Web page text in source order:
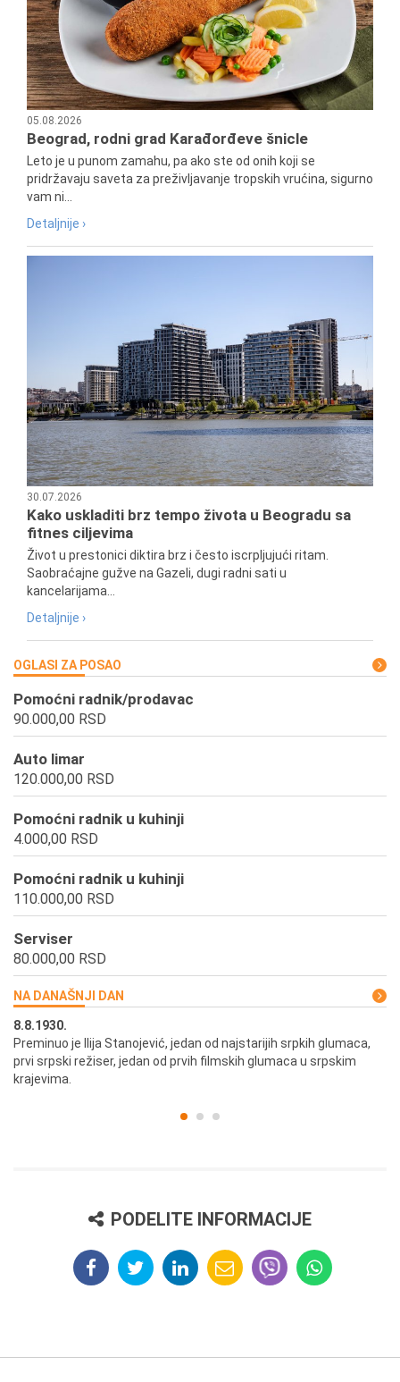
05.08.2026
Beograd, rodni grad Karađorđeve šnicle
Leto je u punom zamahu, pa ako ste od onih koji se
pridržavaju saveta za preživljavanje tropskih vrućina, sigurno
vam ni...
Detaljnije ›
30.07.2026
Kako uskladiti brz tempo života u Beogradu sa
fitnes ciljevima
Život u prestonici diktira brz i često iscrpljujući ritam.
Saobraćajne gužve na Gazeli, dugi radni sati u
kancelarijama...
Detaljnije ›
OGLASI ZA POSAO
Pomoćni radnik/prodavac
90.000,00 RSD
Auto limar
120.000,00 RSD
Pomoćni radnik u kuhinji
4.000,00 RSD
Pomoćni radnik u kuhinji
110.000,00 RSD
Serviser
80.000,00 RSD
NA DANAŠNJI DAN
8.8.1930.
Preminuo je Ilija Stanojević, jedan od najstarijih srpkih glumaca,
prvi srpski režiser, jedan od prvih filmskih glumaca u srpskim
krajevima.
PODELITE INFORMACIJE